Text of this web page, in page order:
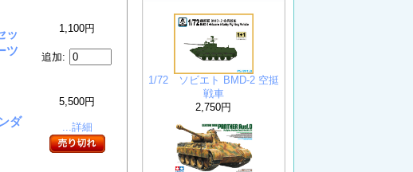
ッ
ツ
1,100円
追加:
ダ
5,500円
...詳細
1/72 ソビエト BMD-2 空挺
戦車
2,750円